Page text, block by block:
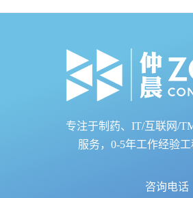
专注于制药、IT/互联网/
服务，0-5年工作经验
咨询电话